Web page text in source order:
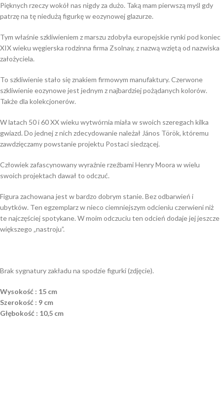
Pięknych rzeczy wokół nas nigdy za dużo. Taką mam pierwszą myśl gdy
patrzę na tę niedużą figurkę w eozynowej glazurze.
Tym właśnie szkliwieniem z marszu zdobyła europejskie rynki pod koniec
XIX wieku węgierska rodzinna firma Zsolnay, z nazwą wziętą od nazwiska
założyciela.
To szkliwienie stało się znakiem firmowym manufaktury. Czerwone
szkliwienie eozynowe jest jednym z najbardziej pożądanych kolorów.
Także dla kolekcjonerów.
W latach 50 i 60 XX wieku wytwórnia miała w swoich szeregach kilka
gwiazd. Do jednej z nich zdecydowanie należał János Török, któremu
zawdzięczamy powstanie projektu Postaci siedzącej.
Człowiek zafascynowany wyraźnie rzeźbami Henry Moora w wielu
swoich projektach dawał to odczuć.
Figura zachowana jest w bardzo dobrym stanie. Bez odbarwień i
ubytków. Ten egzemplarz w nieco ciemniejszym odcieniu czerwieni niż
te najczęściej spotykane. W moim odczuciu ten odcień dodaje jej jeszcze
większego „nastroju”.
Brak sygnatury zakładu na spodzie figurki (zdjęcie).
Wysokość : 15 cm
Szerokość : 9 cm
Głębokość : 10,5 cm